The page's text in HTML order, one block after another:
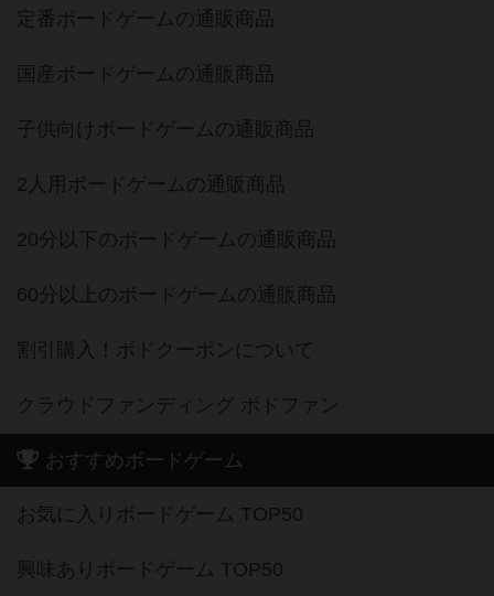
定番ボードゲームの通販商品
国産ボードゲームの通販商品
子供向けボードゲームの通販商品
2人用ボードゲームの通販商品
20分以下のボードゲームの通販商品
60分以上のボードゲームの通販商品
割引購入！ボドクーポンについて
クラウドファンディング ボドファン
おすすめボードゲーム
お気に入りボードゲーム TOP50
興味ありボードゲーム TOP50